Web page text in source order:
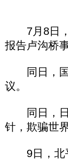
7月8日，
报告卢沟桥
同日，国
议。
同日，日
针，欺骗世
9日，北平